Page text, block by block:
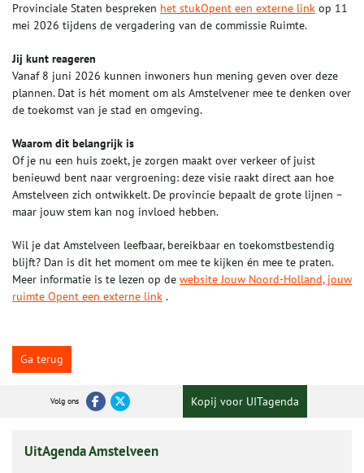
Provinciale Staten bespreken het stukOpent een externe link op 11
mei 2026 tijdens de vergadering van de commissie Ruimte.
Jij kunt reageren
Vanaf 8 juni 2026 kunnen inwoners hun mening geven over deze
plannen. Dat is hét moment om als Amstelvener mee te denken over
de toekomst van je stad en omgeving.
Waarom dit belangrijk is
Of je nu een huis zoekt, je zorgen maakt over verkeer of juist
benieuwd bent naar vergroening: deze visie raakt direct aan hoe
Amstelveen zich ontwikkelt. De provincie bepaalt de grote lijnen –
maar jouw stem kan nog invloed hebben.
Wil je dat Amstelveen leefbaar, bereikbaar en toekomstbestendig
blijft? Dan is dit het moment om mee te kijken én mee te praten.
Meer informatie is te lezen op de website Jouw Noord-Holland, jouw
ruimte Opent een externe link .
Ga terug
Volg ons Kopij voor UITagenda
UitAgenda Amstelveen